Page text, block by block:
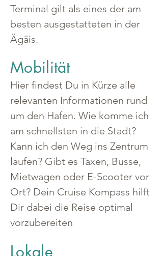
Terminal gilt als eines der am
besten ausgestatteten in der
Ägäis.
Mobilität
Hier findest Du in Kürze alle
relevanten Informationen rund
um den Hafen. Wie komme ich
am schnellsten in die Stadt?
Kann ich den Weg ins Zentrum
laufen? Gibt es Taxen, Busse,
Mietwagen oder E-Scooter vor
Ort? Dein Cruise Kompass hilft
Dir dabei die Reise optimal
vorzubereiten
Lokale